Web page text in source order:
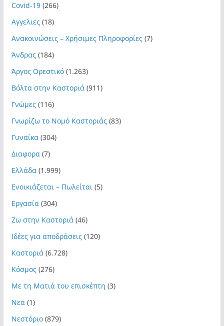
Covid-19(266)
Αγγελιες(18)
Ανακοινώσεις – Χρήσιμες Πληροφορίες(7)
Άνδρας(184)
Άργος Ορεστικό(1.263)
Βόλτα στην Καστοριά(911)
Γνώμες(116)
Γνωρίζω το Νομό Καστοριάς(83)
Γυναίκα(304)
Διαφορα(7)
Ελλάδα(1.999)
Ενοικιάζεται – Πωλείται(5)
Εργασία(304)
Ζω στην Καστοριά(46)
Ιδέες για αποδράσεις(120)
Καστοριά(6.728)
Κόσμος(276)
Με τη Ματιά του επισκέπτη (3)
Νεα(1)
Νεστόριο(879)